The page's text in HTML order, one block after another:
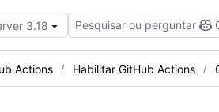
3.18 Pesquisar ou perguntar
Actions Habilitar GitHub Actions